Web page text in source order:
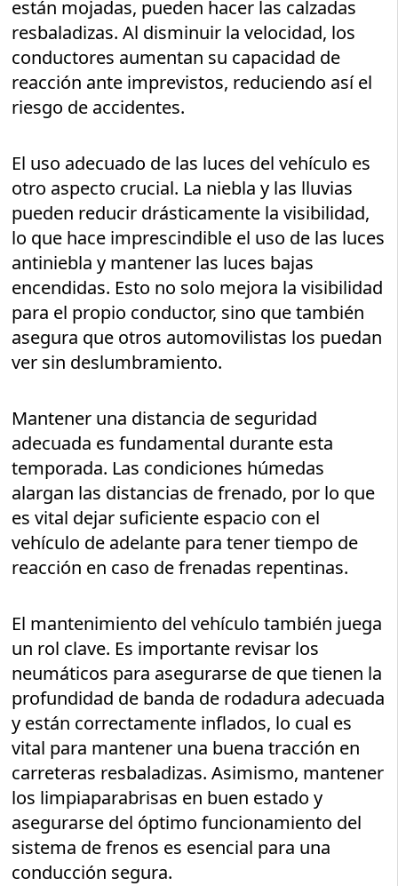
están mojadas, pueden hacer las calzadas
resbaladizas. Al disminuir la velocidad, los
conductores aumentan su capacidad de
reacción ante imprevistos, reduciendo así el
riesgo de accidentes.
El uso adecuado de las luces del vehículo es
otro aspecto crucial. La niebla y las lluvias
pueden reducir drásticamente la visibilidad,
lo que hace imprescindible el uso de las luces
antiniebla y mantener las luces bajas
encendidas. Esto no solo mejora la visibilidad
para el propio conductor, sino que también
asegura que otros automovilistas los puedan
ver sin deslumbramiento.
Mantener una distancia de seguridad
adecuada es fundamental durante esta
temporada. Las condiciones húmedas
alargan las distancias de frenado, por lo que
es vital dejar suficiente espacio con el
vehículo de adelante para tener tiempo de
reacción en caso de frenadas repentinas.
El mantenimiento del vehículo también juega
un rol clave. Es importante revisar los
neumáticos para asegurarse de que tienen la
profundidad de banda de rodadura adecuada
y están correctamente inflados, lo cual es
vital para mantener una buena tracción en
carreteras resbaladizas. Asimismo, mantener
los limpiaparabrisas en buen estado y
asegurarse del óptimo funcionamiento del
sistema de frenos es esencial para una
conducción segura.